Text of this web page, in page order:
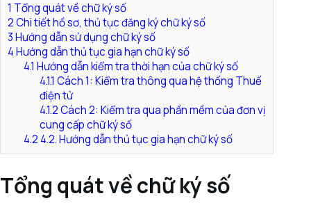
1 Tổng quát về chữ ký số
2Chi tiết hồ sơ, thủ tục đăng ký chữ ký số
3Hướng dẫn sử dụng chữ ký số
4Hướng dẫn thủ tục gia hạn chữ ký số
4.1 Hướng dẫn kiểm tra thời hạn của chữ ký số
4.1.1 Cách 1: Kiểm tra thông qua hệ thống Thuế
điện tử
4.1.2Cách 2: Kiểm tra qua phần mềm của đơn vị
cung cấp chữ ký số
4.2 4.2. Hướng dẫn thủ tục gia hạn chữ ký số
Tổng quát về chữ ký số